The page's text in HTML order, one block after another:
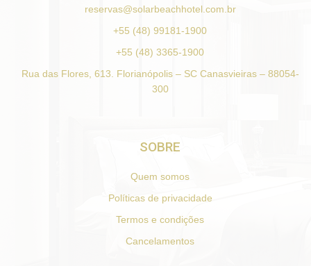
reservas@solarbeachhotel.com.br
+55 (48) 99181-1900
+55 (48) 3365-1900
Rua das Flores, 613. Florianópolis – SC Canasvieiras – 88054-
300
SOBRE
Quem somos
Políticas de privacidade
Termos e condições
Cancelamentos